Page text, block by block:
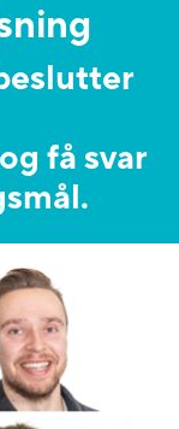
få svar